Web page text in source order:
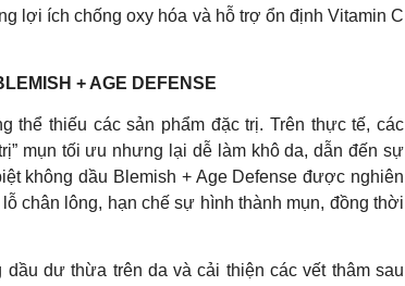
lợi ích chống oxy hóa và hỗ trợ ổn định Vitamin C
+ AGE DEFENSE
thể thiếu các sản phẩm đặc trị. Trên thực tế, các
mụn tối ưu nhưng lại dễ làm khô da, dẫn đến sự
không dầu Blemish + Age Defense được nghiên
chân lông, hạn chế sự hình thành mụn, đồng thời
dư thừa trên da và cải thiện các vết thâm sau